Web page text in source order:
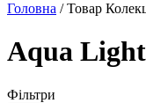
Головна /Товар
Aqua
Фільтри